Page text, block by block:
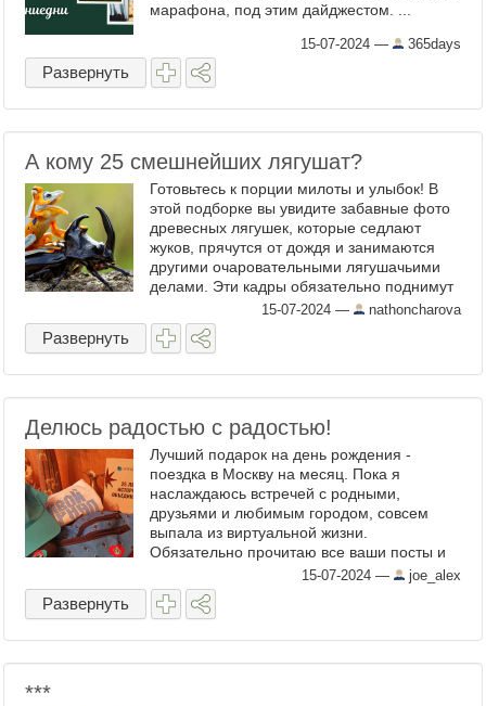
марафона, под этим дайджестом. ...
15-07-2024 — 365days
Развернуть
А кому 25 смешнейших лягушат?
Готовьтесь к порции милоты и улыбок! В
этой подборке вы увидите забавные фото
древесных лягушек, которые седлают
жуков, прячутся от дождя и занимаются
другими очаровательными лягушачьими
делами. Эти кадры обязательно поднимут
вам настроение и покажут, насколько
интересна и разнообразна ...
15-07-2024 — nathoncharova
Развернуть
Делюсь радостью с радостью!
Лучший подарок на день рождения -
поездка в Москву на месяц. Пока я
наслаждаюсь встречей с родными,
друзьями и любимым городом, совсем
выпала из виртуальной жизни.
Обязательно прочитаю все ваши посты и
поделюсь своими, а пока пост-
благодарность организаторам ЖЖ-
марафона. Спасибо ...
15-07-2024 — joe_alex
Развернуть
​***